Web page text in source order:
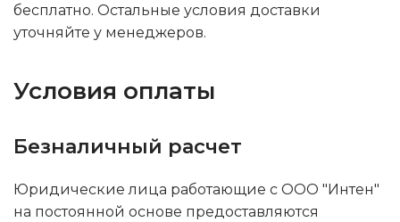
бесплатно. Остальные условия доставки
уточняйте у менеджеров.
Условия оплаты
Безналичный расчет
Юридические лица работающие с ООО "Интен"
на постоянной основе предоставляются